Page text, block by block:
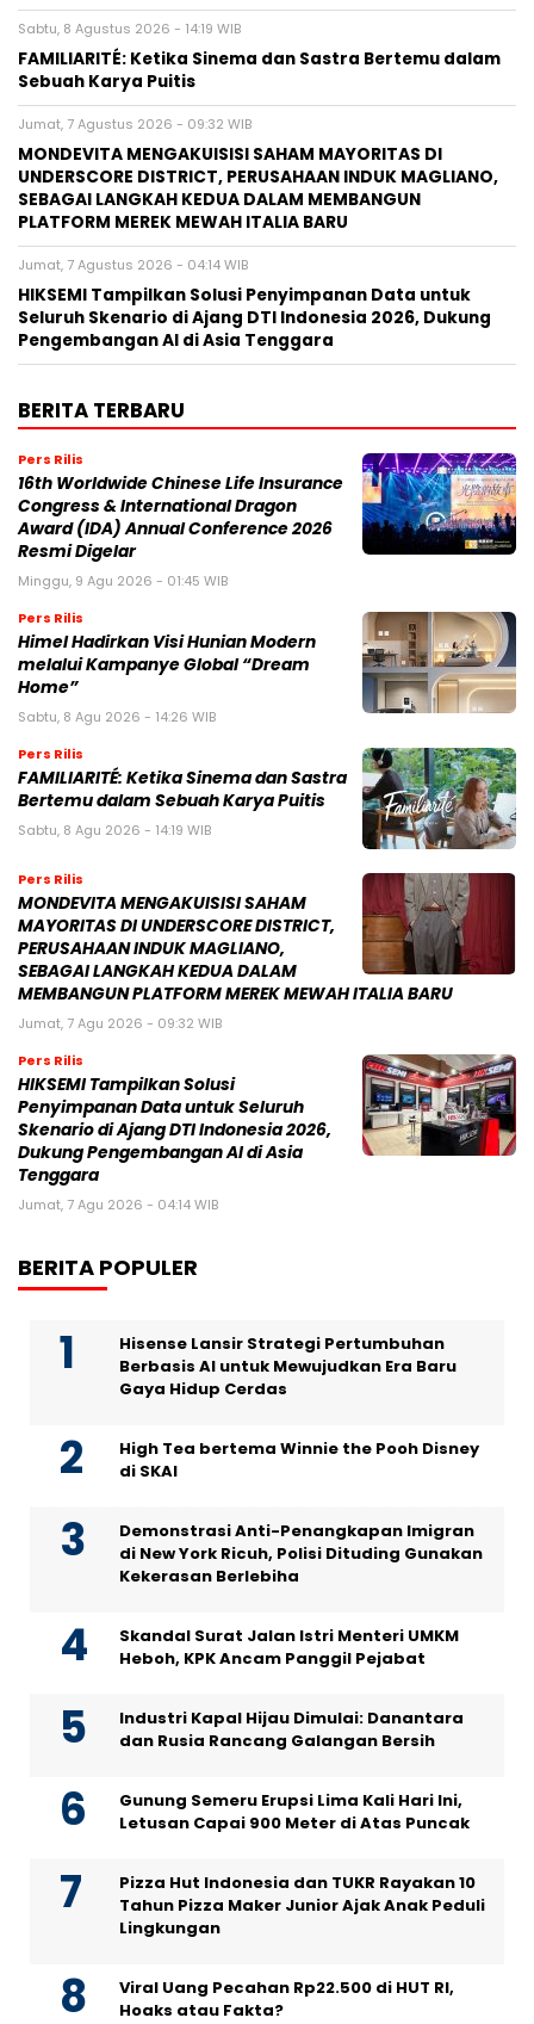
Sabtu, 8 Agustus 2026 - 14:19 WIB
FAMILIARITÉ: Ketika Sinema dan Sastra Bertemu dalam
Sebuah Karya Puitis
Jumat, 7 Agustus 2026 - 09:32 WIB
MONDEVITA MENGAKUISISI SAHAM MAYORITAS DI
UNDERSCORE DISTRICT, PERUSAHAAN INDUK MAGLIANO,
SEBAGAI LANGKAH KEDUA DALAM MEMBANGUN
PLATFORM MEREK MEWAH ITALIA BARU
Jumat, 7 Agustus 2026 - 04:14 WIB
HIKSEMI Tampilkan Solusi Penyimpanan Data untuk
Seluruh Skenario di Ajang DTI Indonesia 2026, Dukung
Pengembangan AI di Asia Tenggara
BERITA TERBARU
Pers Rilis
16th Worldwide Chinese Life Insurance
Congress & International Dragon
Award (IDA) Annual Conference 2026
Resmi Digelar
Minggu, 9 Agu 2026 - 01:45 WIB
Pers Rilis
Himel Hadirkan Visi Hunian Modern
melalui Kampanye Global “Dream
Home”
Sabtu, 8 Agu 2026 - 14:26 WIB
Pers Rilis
FAMILIARITÉ: Ketika Sinema dan Sastra
Bertemu dalam Sebuah Karya Puitis
Sabtu, 8 Agu 2026 - 14:19 WIB
Pers Rilis
MONDEVITA MENGAKUISISI SAHAM
MAYORITAS DI UNDERSCORE DISTRICT,
PERUSAHAAN INDUK MAGLIANO,
SEBAGAI LANGKAH KEDUA DALAM
MEMBANGUN PLATFORM MEREK MEWAH ITALIA BARU
Jumat, 7 Agu 2026 - 09:32 WIB
Pers Rilis
HIKSEMI Tampilkan Solusi
Penyimpanan Data untuk Seluruh
Skenario di Ajang DTI Indonesia 2026,
Dukung Pengembangan AI di Asia
Tenggara
Jumat, 7 Agu 2026 - 04:14 WIB
BERITA POPULER
Hisense Lansir Strategi Pertumbuhan
Berbasis AI untuk Mewujudkan Era Baru
Gaya Hidup Cerdas
High Tea bertema Winnie the Pooh Disney
di SKAI
Demonstrasi Anti-Penangkapan Imigran
di New York Ricuh, Polisi Dituding Gunakan
Kekerasan Berlebiha
Skandal Surat Jalan Istri Menteri UMKM
Heboh, KPK Ancam Panggil Pejabat
Industri Kapal Hijau Dimulai: Danantara
dan Rusia Rancang Galangan Bersih
Gunung Semeru Erupsi Lima Kali Hari Ini,
Letusan Capai 900 Meter di Atas Puncak
Pizza Hut Indonesia dan TUKR Rayakan 10
Tahun Pizza Maker Junior Ajak Anak Peduli
Lingkungan
Viral Uang Pecahan Rp22.500 di HUT RI,
Hoaks atau Fakta?